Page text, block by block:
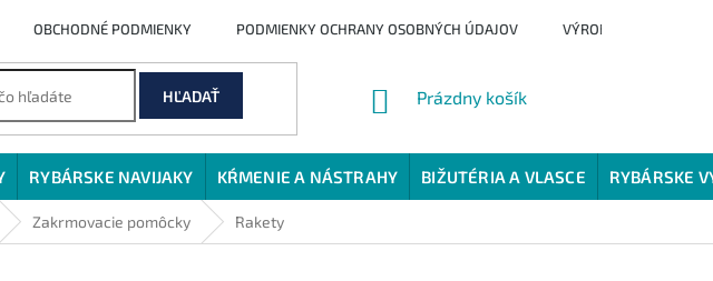
OBCHODNÉ PODMIENKY PODMIENKY OCHRANY OSOBNÝCH ÚDAJOV VÝROBCI
HĽADAŤ
NÁKUPNÝ
Prázdny košík
RYBÁRSKE NAVIJAKY KŔMENIE A NÁSTRAHY BIŽUTÉRIA A VLASCE RYBÁRSKE
Zakrmovacie pomôcky Rakety